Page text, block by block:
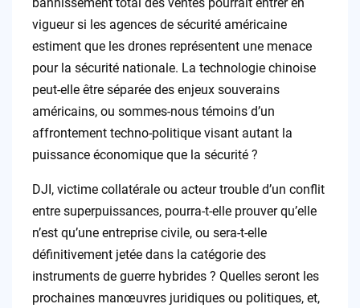
vigueur si les agences de sécurité américaine
estiment que les drones représentent une menace
pour la sécurité nationale. La technologie chinoise
peut-elle être séparée des enjeux souverains
américains, ou sommes-nous témoins d’un
affrontement techno-politique visant autant la
puissance économique que la sécurité ?
DJI, victime collatérale ou acteur trouble d’un conflit
entre superpuissances, pourra-t-elle prouver qu’elle
n’est qu’une entreprise civile, ou sera-t-elle
définitivement jetée dans la catégorie des
instruments de guerre hybrides ? Quelles seront les
prochaines manœuvres juridiques ou politiques, et,